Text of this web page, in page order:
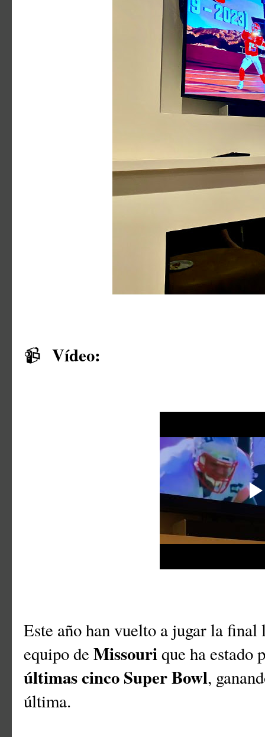
📹 Vídeo:
Este año han vuelto a jugar la
equipo de Missourique ha estado
últimas cinco Super Bowl,
última.